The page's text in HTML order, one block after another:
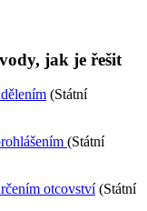
jak je řešit
(Státní
(Státní
otcovství(Státní